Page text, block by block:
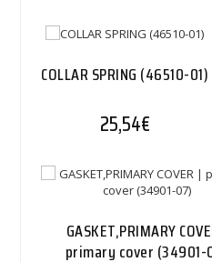
COLLAR SPRING (46510-01)
25,54€
GASKET,PRIMARY
primary cover (34901-